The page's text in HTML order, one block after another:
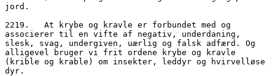
jord.
2219.	At krybe og kravle er forbundet med og
associerer til en vifte af negativ, underdaning,
slesk, svag, undergiven, uærlig og falsk adfærd. Og
alligevel bruger vi frit ordene krybe og kravle
(krible og krable) om insekter, leddyr og hvirvelløse
dyr.